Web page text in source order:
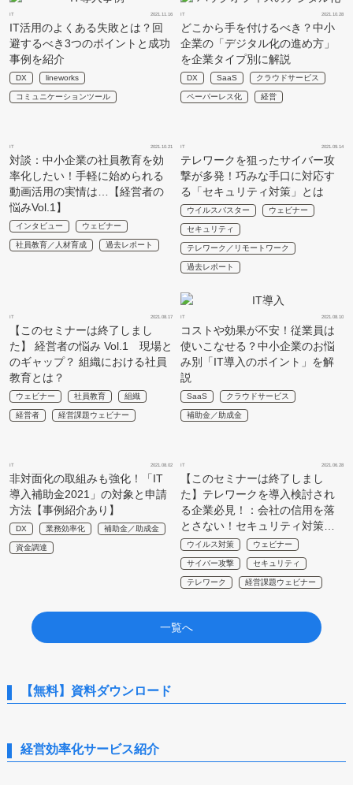
IT 2021.11.16
IT活用のよくある失敗とは？回
避するべき3つのポイントと成功
事例を紹介
DX lineworks
コミュニケーションツール
IT 2021.10.28
どこから手を付けるべき？中小
企業の「デジタル化の進め方」
を企業タイプ別に解説
DX SaaS クラウドサービス
ペーパーレス化 経営
IT 2021.10.21
対談：中小企業の社員教育を効
率化したい！手軽に始められる
動画活用の実情は…【経営者の
悩みVol.1】
インタビュー ウェビナー
社員教育／人材育成 過去レポート
IT 2021.09.14
テレワークを狙ったサイバー攻
撃が多発！巧みな手口に対応す
る「セキュリティ対策」とは
ウイルスバスター ウェビナー
セキュリティ
テレワーク／リモートワーク
過去レポート
IT 2021.08.17
【このセミナーは終了しまし
た】 経営者の悩み Vol.1 現場と
のギャップ？ 組織における社員
教育とは？
ウェビナー 社員教育 組織
経営者 経営課題ウェビナー
IT 2021.08.10
コストや効果が不安！従業員は
使いこなせる？中小企業のお悩
み別「IT導入のポイント」を解
説
SaaS クラウドサービス
補助金／助成金
IT 2021.08.02
非対面化の取組みも強化！「IT
導入補助金2021」の対象と申請
方法【事例紹介あり】
DX 業務効率化 補助金／助成金
資金調達
IT 2021.06.28
【このセミナーは終了しまし
た】テレワークを導入検討され
る企業必見！：会社の信用を落
とさない！セキュリティ対策…
ウイルス対策 ウェビナー
サイバー攻撃 セキュリティ
テレワーク 経営課題ウェビナー
一覧へ
【無料】資料ダウンロード
経営効率化サービス紹介